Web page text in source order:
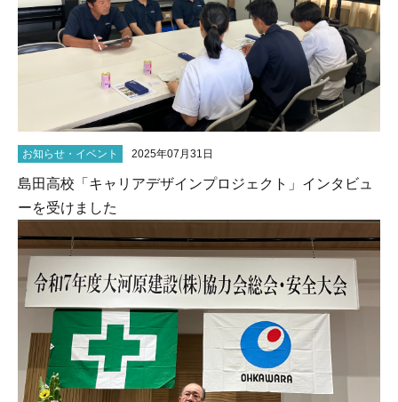
お知らせ・イベント 2025年07月31日
島田高校「キャリアデザインプロジェクト」インタビュ
ーを受けました